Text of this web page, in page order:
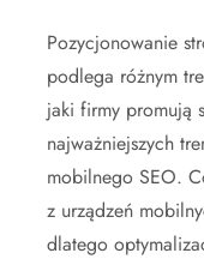
Pozycjonowanie
podlega różnym
jaki firmy promują
najważniejszych
mobilnego SEO.
z urządzeń
dlatego